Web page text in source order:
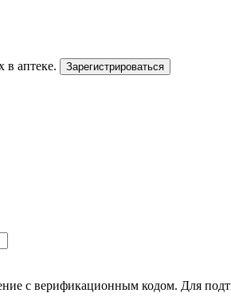
в аптеке. Зарегистрироваться
с верификационным кодом. Для